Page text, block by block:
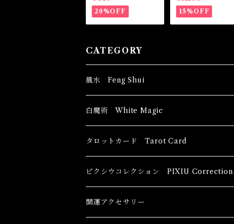
agical Powder MO
NEY DRAWING
20%OFF
ル -障害となるもの
を取り除く-
15%OFF
CATEGORY
風水 Feng Shui
ブッダ Buddha
恋愛運
健康運 Health
金運 Money
白魔術 White Magic
香油 Oils
恋愛 Love
金運 Money
キャンドル Candles
恋愛 Love
線香 Stick Incense
タロットカード Tarot Card
初心者向け For The Beginners
中級者向け
ピクシウコレクション PIXIU Correction
開運アクセサリー